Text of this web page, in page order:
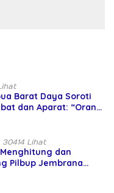
Barat Daya Soroti
dan Aparat: “Orang
30414 Lihat
dan
Pilbup Jembrana